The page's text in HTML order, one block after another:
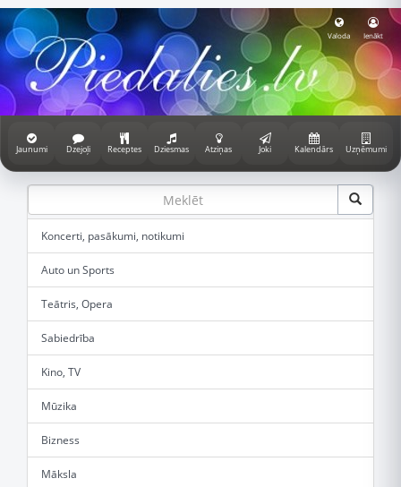
Valoda Ienākt
Jaunumi Dzejoļi Receptes Dziesmas Atziņas Joki Kalendārs Uzņēmumi
Koncerti, pasākumi, notikumi
Auto un Sports
Teātris, Opera
Sabiedrība
Kino, TV
Mūzika
Bizness
Māksla